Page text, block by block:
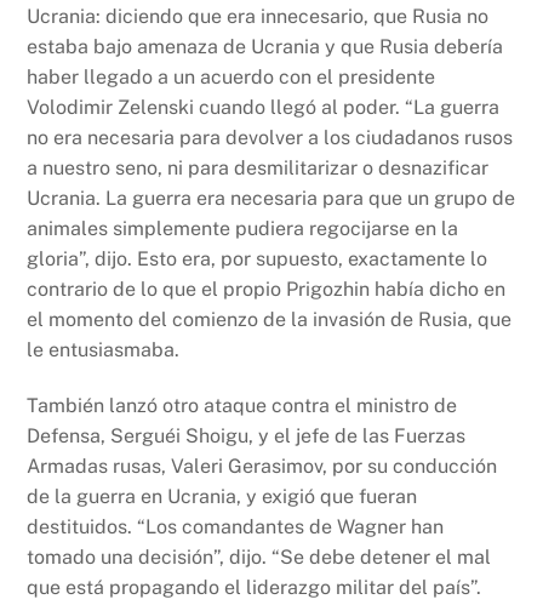
Ucrania: diciendo que era innecesario, que Rusia no
estaba bajo amenaza de Ucrania y que Rusia debería
haber llegado a un acuerdo con el presidente
Volodimir Zelenski cuando llegó al poder. “La guerra
no era necesaria para devolver a los ciudadanos rusos
a nuestro seno, ni para desmilitarizar o desnazificar
Ucrania. La guerra era necesaria para que un grupo de
animales simplemente pudiera regocijarse en la
gloria”, dijo. Esto era, por supuesto, exactamente lo
contrario de lo que el propio Prigozhin había dicho en
el momento del comienzo de la invasión de Rusia, que
le entusiasmaba.
También lanzó otro ataque contra el ministro de
Defensa, Serguéi Shoigu, y el jefe de las Fuerzas
Armadas rusas, Valeri Gerasimov, por su conducción
de la guerra en Ucrania, y exigió que fueran
destituidos. “Los comandantes de Wagner han
tomado una decisión”, dijo. “Se debe detener el mal
que está propagando el liderazgo militar del país”.